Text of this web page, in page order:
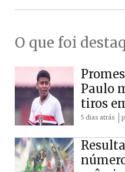
O que foi
Paulo
tiros
5 dias atrás